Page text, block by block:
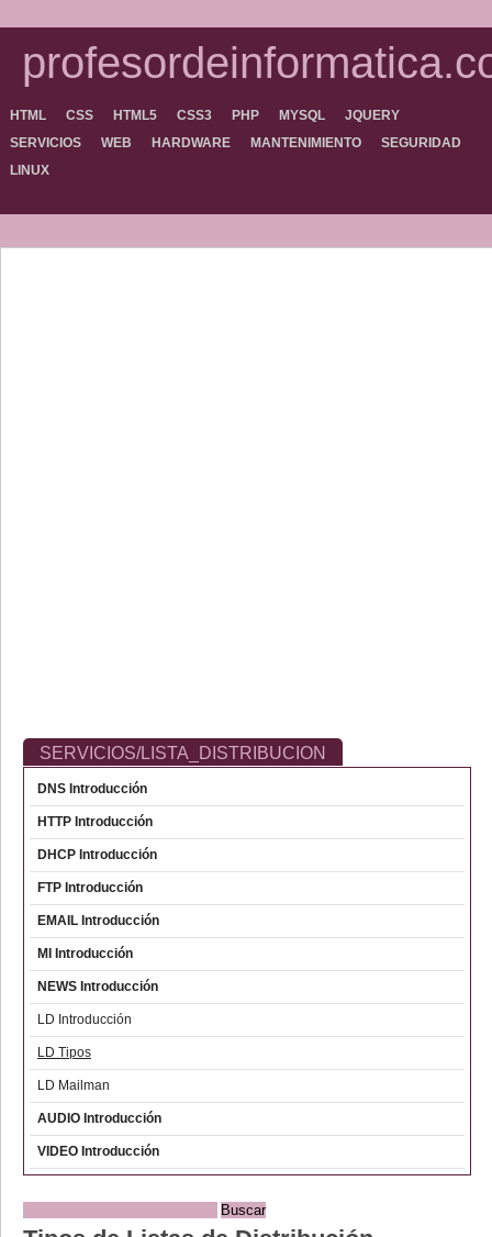
HTML CSS HTML5 CSS3 PHP MYSQL
JQUERY
SERVICIOS
WEB HARDWARE MANTENIMIENTO
SEGURIDAD
LINUX
SERVICIOS/LISTA_DISTRIBUCION
DNS Introducción
HTTP Introducción
DHCP Introducción
FTP Introducción
EMAIL Introducción
MI Introducción
NEWS Introducción
LD Introducción
LD Tipos
LD Mailman
AUDIO Introducción
VIDEO Introducción